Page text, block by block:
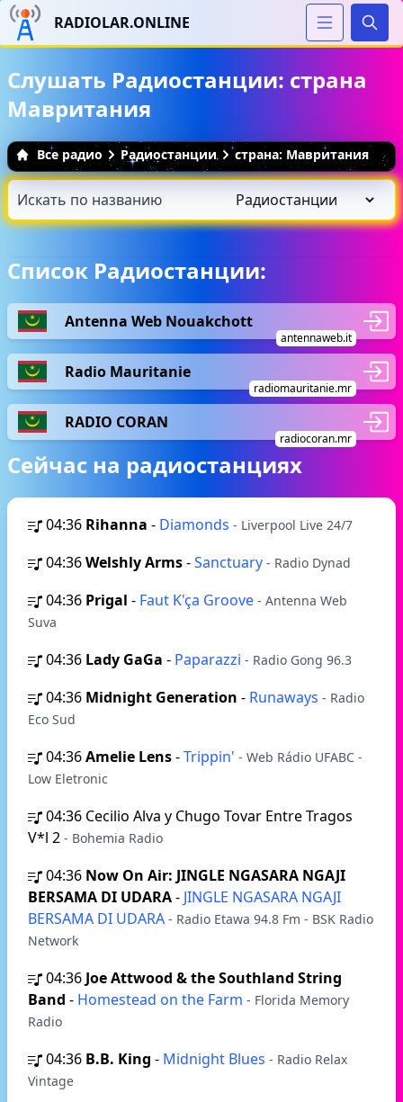
RADIOLAR.ONLINE
Слушать Радиостанции: страна
Мавритания
Все радио Радиостанции страна: Мавритания
Список Радиостанции:
Antenna Web Nouakchott
antennaweb.it
Radio Mauritanie
radiomauritanie.mr
RADIO CORAN
radiocoran.mr
Сейчас на радиостанциях
04:36 Rihanna - Diamonds - Liverpool Live 24/7
04:36Welshly Arms-Sanctuary - Radio Dynad
04:36 Prigal - Faut K'ça Groove - Antenna Web
Suva
04:36 Lady GaGa - Paparazzi - Radio Gong 96.3
04:36 Midnight Generation - Runaways - Radio
Eco Sud
04:36Amelie Lens-Trippin' - Web Rádio UFABC -
Low Eletronic
04:36 Cecilio Alva y Chugo Tovar Entre Tragos
V*l 2 - Bohemia Radio
04:36 Now On Air: JINGLE NGASARA NGAJI
BERSAMA DI UDARA- JINGLE NGASARA NGAJI
BERSAMA DI UDARA - Radio Etawa 94.8 Fm - BSK Radio
Network
04:36 Joe Attwood & the Southland String
Band - Homestead on the Farm - Florida Memory
Radio
04:36 B.B. King - Midnight Blues - Radio Relax
Vintage